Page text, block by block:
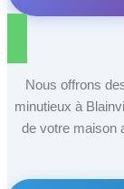
Nous offrons
minutieux à
de votre maison